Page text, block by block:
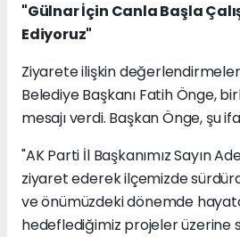
"Gülnar İçin Canla Başla
Ediyoruz"
Ziyarete ilişkin
Belediye Başkanı Fatih Önge,
mesajı verdi. Başkan Önge, şu
"AK Parti İl Başkanımız Sayın
ziyaret ederek ilçemizde
ve önümüzdeki dönemde
hedeflediğimiz projeler üzerine